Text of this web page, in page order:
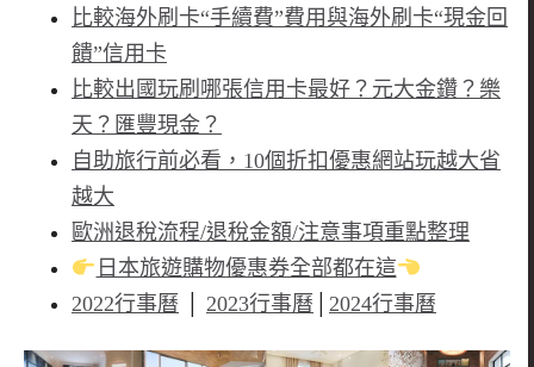
比較海外刷卡“手續費”費用與海外刷卡“現金回
饋”信用卡
比較出國玩刷哪張信用卡最好？元大金鑽？樂
天？匯豐現金？
自助旅行前必看，10個折扣優惠網站玩越大省
越大
歐洲退稅流程/退稅金額/注意事項重點整理
日本旅遊購物優惠券全部都在這
2022行事曆
2023行事曆 2024行事曆